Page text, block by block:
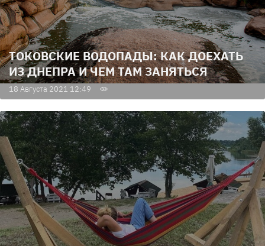
ТОКОВСКИЕ ВОДОПАДЫ: КАК ДОЕХАТЬ
ИЗ ДНЕПРА И ЧЕМ ТАМ ЗАНЯТЬСЯ
18 Августа 2021 12:49